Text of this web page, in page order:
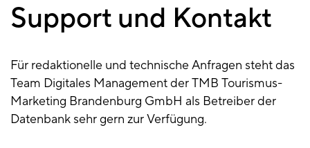
Kontakt
Support und Kontakt
Für redaktionelle und technische Anfragen steht das
Team Digitales Management der TMB Tourismus-
Marketing Brandenburg GmbH als Betreiber der
Datenbank sehr gern zur Verfügung.